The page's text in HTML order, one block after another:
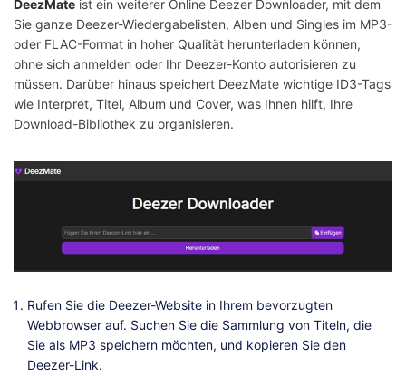
DeezMate ist ein weiterer Online Deezer Downloader, mit dem
Sie ganze Deezer-Wiedergabelisten, Alben und Singles im MP3-
oder FLAC-Format in hoher Qualität herunterladen können,
ohne sich anmelden oder Ihr Deezer-Konto autorisieren zu
müssen. Darüber hinaus speichert DeezMate wichtige ID3-Tags
wie Interpret, Titel, Album und Cover, was Ihnen hilft, Ihre
Download-Bibliothek zu organisieren.
Rufen Sie die Deezer-Website in Ihrem bevorzugten
Webbrowser auf. Suchen Sie die Sammlung von Titeln, die
Sie als MP3 speichern möchten, und kopieren Sie den
Deezer-Link.